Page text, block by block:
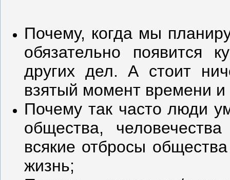
Почему, когда мы
обязательно появится
других дел. А стоит
взятый момент времени и
Почему так часто люди
общества,
всякие отбросы
жизнь;